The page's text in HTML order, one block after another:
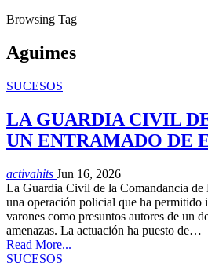
Browsing Tag
Aguimes
SUCESOS
LA GUARDIA CIVIL
UN ENTRAMADO DE
activahits Jun 16, 2026
La Guardia Civil de la Comandancia de
una operación policial que ha permitido
varones como presuntos autores de un
amenazas. La actuación ha puesto de…
Read More...
SUCESOS